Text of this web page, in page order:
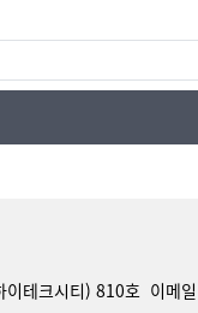
이테크시티) 810호 이